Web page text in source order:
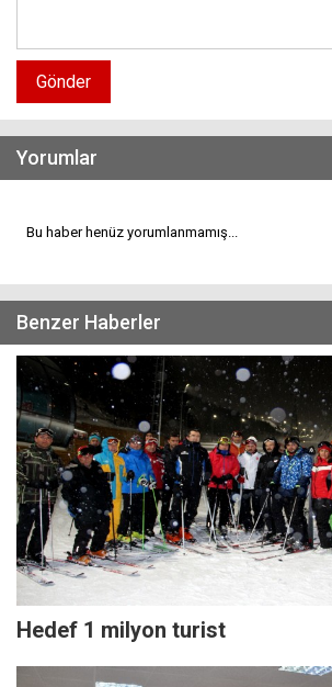
Gönder
Yorumlar
Bu haber henüz yorumlanmamış...
Benzer Haberler
Hedef 1 milyon turist